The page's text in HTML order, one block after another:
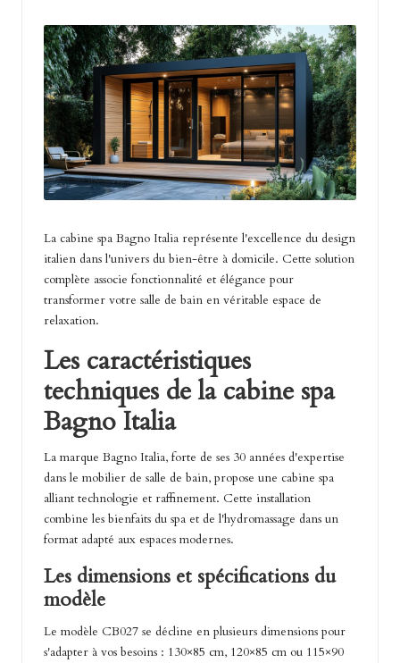
La cabine spa Bagno Italia représente l'excellence du design
italien dans l'univers du bien-être à domicile. Cette solution
complète associe fonctionnalité et élégance pour
transformer votre salle de bain en véritable espace de
relaxation.
Les caractéristiques
techniques de la cabine spa
Bagno Italia
La marque Bagno Italia, forte de ses 30 années d'expertise
dans le mobilier de salle de bain, propose une cabine spa
alliant technologie et raffinement. Cette installation
combine les bienfaits du spa et de l'hydromassage dans un
format adapté aux espaces modernes.
Les dimensions et spécifications du
modèle
Le modèle CB027 se décline en plusieurs dimensions pour
s'adapter à vos besoins : 130×85 cm, 120×85 cm ou 115×90